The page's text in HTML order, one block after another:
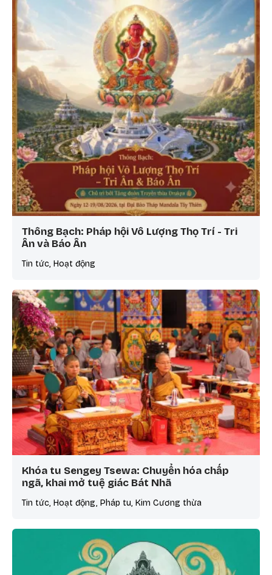
Thông Bạch: Pháp hội Vô Lượng Thọ Trí - Tri
Ân và Báo Ân
Tin tức, Hoạt động
Khóa tu Sengey Tsewa: Chuyển hóa chấp
ngã, khai mở tuệ giác Bát Nhã
Tin tức, Hoạt động, Pháp tu, Kim Cương thừa